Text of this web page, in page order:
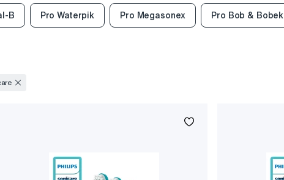
B Pro Waterpik Pro Megasonex Pro Bob & Bobek